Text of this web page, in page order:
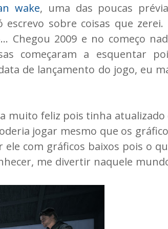
wake, uma das poucas
sobre coisas que zerei.
Chegou 2009 e no começo
começaram a esquentar
de lançamento do jogo, eu
muito feliz pois tinha atualizado
jogar mesmo que os
com gráficos baixos pois o
me divertir naquele